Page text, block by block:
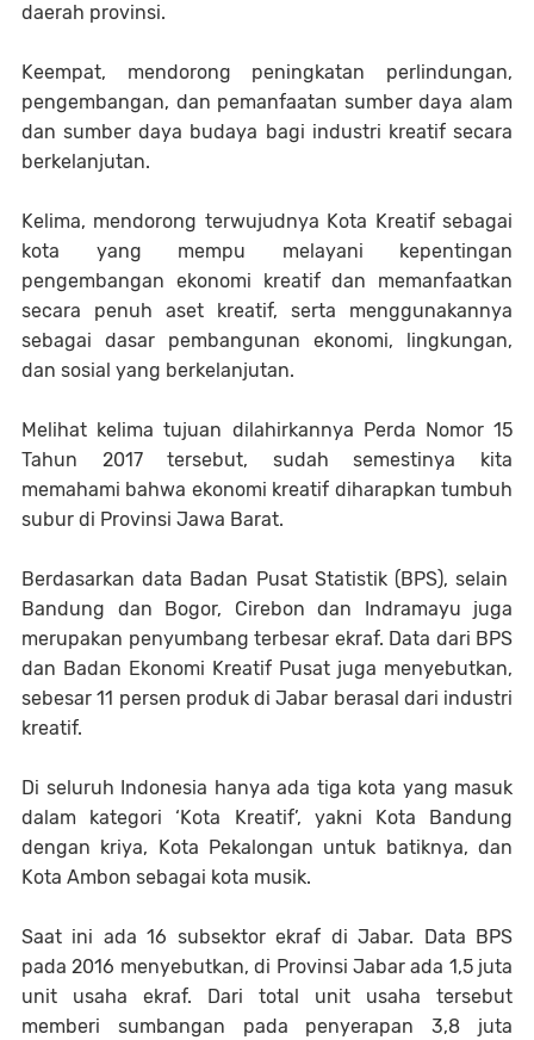
daerah provinsi.
Keempat, mendorong peningkatan perlindungan,
pengembangan, dan pemanfaatan sumber daya alam
dan sumber daya budaya bagi industri kreatif secara
berkelanjutan.
Kelima, mendorong terwujudnya Kota Kreatif sebagai
kota yang mempu melayani kepentingan
pengembangan ekonomi kreatif dan memanfaatkan
secara penuh aset kreatif, serta menggunakannya
sebagai dasar pembangunan ekonomi, lingkungan,
dan sosial yang berkelanjutan.
Melihat kelima tujuan dilahirkannya Perda Nomor 15
Tahun 2017 tersebut, sudah semestinya kita
memahami bahwa ekonomi kreatif diharapkan tumbuh
subur di Provinsi Jawa Barat.
Berdasarkan data Badan Pusat Statistik (BPS), selain
Bandung dan Bogor, Cirebon dan Indramayu juga
merupakan penyumbang terbesar ekraf. Data dari BPS
dan Badan Ekonomi Kreatif Pusat juga menyebutkan,
sebesar 11 persen produk di Jabar berasal dari industri
kreatif.
Di seluruh Indonesia hanya ada tiga kota yang masuk
dalam kategori ‘Kota Kreatif’, yakni Kota Bandung
dengan kriya, Kota Pekalongan untuk batiknya, dan
Kota Ambon sebagai kota musik.
Saat ini ada 16 subsektor ekraf di Jabar. Data BPS
pada 2016 menyebutkan, di Provinsi Jabar ada 1,5 juta
unit usaha ekraf. Dari total unit usaha tersebut
memberi sumbangan pada penyerapan 3,8 juta